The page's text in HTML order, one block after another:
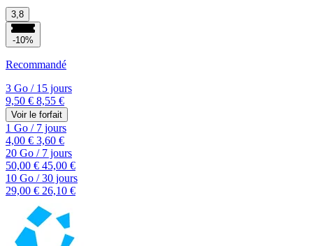
3,8
-10%
Recommandé
3 Go /15 jours
9,50 € 8,55 €
Voir le forfait
1 Go /7 jours
4,00 € 3,60 €
20 Go /7 jours
50,00 € 45,00 €
10 Go /30 jours
29,00 € 26,10 €